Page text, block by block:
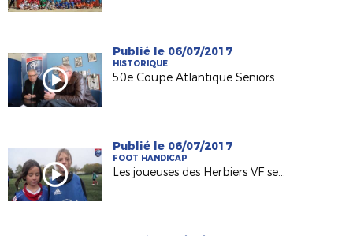
Publié le 06/07/2017
HISTORIQUE
50e Coupe Atlantique Seniors : Retour sur la victoire de l'ASPTT Nantes en 1982
Publié le 06/07/2017
FOOT HANDICAP
Les joueuses des Herbiers VF sensibilisées au football adapté